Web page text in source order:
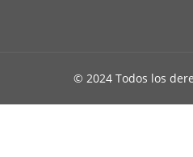
© 2024 Todos los